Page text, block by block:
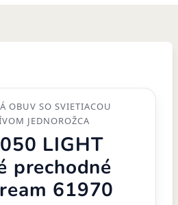
OBUV SO SVIETIACOU
JEDNOROŽCA
LIGHT
prechodné
61970